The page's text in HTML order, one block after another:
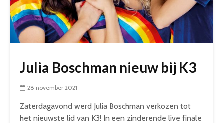
Julia Boschman nieuw bij K3
28 november 2021
Zaterdagavond werd Julia Boschman verkozen tot
het nieuwste lid van K3! In een zinderende live finale